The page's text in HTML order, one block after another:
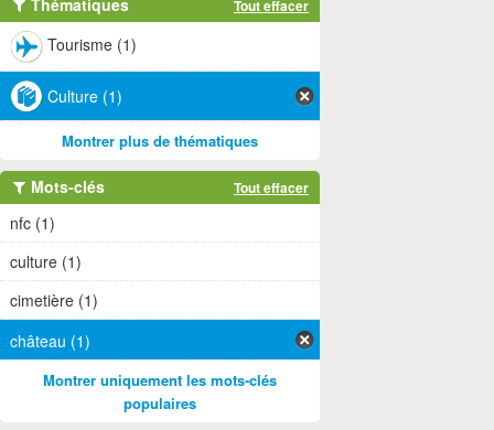
Thématiques Tout effacer
Tourisme (1)
Culture (1)
Montrer plus de thématiques
Mots-clés Tout effacer
nfc (1)
culture (1)
cimetière (1)
château (1)
Montrer uniquement les mots-clés
populaires